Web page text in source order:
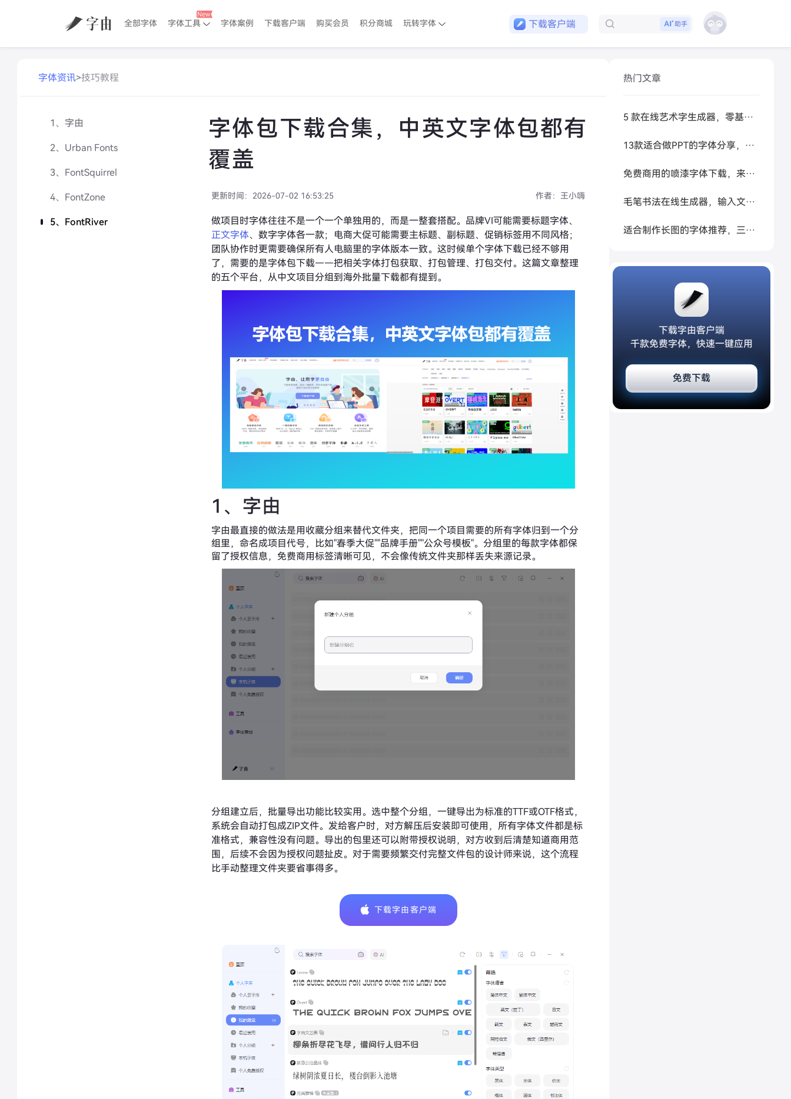
全部字体 字体工具 字体案例 下载客户端 购买会员 积分商城 玩转字体
下载客户端
助手
字体资讯>技巧教程
1、字由
2、Urban Fonts
3、FontSquirrel
4、FontZone
5、FontRiver
字体包下载合集，中英文字体包都有
覆盖
更新时间： 2026-07-02 16:53:25 作者： 王小嗨
做项目时字体往往不是一个一个单独用的，而是一整套搭配。品牌VI可能需要标题字体、
正文字体、数字字体各一款；电商大促可能需要主标题、副标题、促销标签用不同风格；
团队协作时更需要确保所有人电脑里的字体版本一致。这时候单个字体下载已经不够用
了，需要的是字体包下载——把相关字体打包获取、打包管理、打包交付。这篇文章整理
的五个平台，从中文项目分组到海外批量下载都有提到。
1、字由
字由最直接的做法是用收藏分组来替代文件夹，把同一个项目需要的所有字体归到一个分
组里，命名成项目代号，比如"春季大促""品牌手册""公众号模板"。分组里的每款字体都保
留了授权信息，免费商用标签清晰可见，不会像传统文件夹那样丢失来源记录。
分组建立后，批量导出功能比较实用。选中整个分组，一键导出为标准的TTF或OTF格式，
系统会自动打包成ZIP文件。发给客户时，对方解压后安装即可使用，所有字体文件都是标
准格式，兼容性没有问题。导出的包里还可以附带授权说明，对方收到后清楚知道商用范
围，后续不会因为授权问题扯皮。对于需要频繁交付完整文件包的设计师来说，这个流程
比手动整理文件夹要省事得多。
下载字由客户端
热门文章
5 款在线艺术字生成器，零基础做高级感标题
13款适合做PPT的字体分享，让你的PPT更好看
免费商用的喷漆字体下载，来试试让 AI 帮你生成
毛笔书法在线生成器，输入文字秒变书法大家
适合制作长图的字体推荐，三类长图场景字体应用案例
下载字由客户端
千款免费字体，快速一键应用
免费下载